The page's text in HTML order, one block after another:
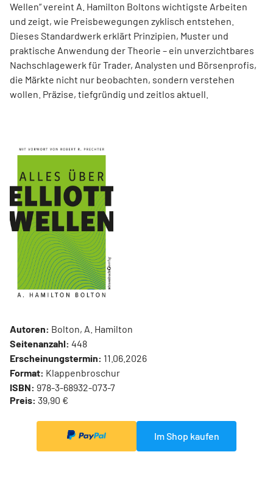
Wellen“ vereint A. Hamilton Boltons wichtigste Arbeiten
und zeigt, wie Preisbewegungen zyklisch entstehen.
Dieses Standardwerk erklärt Prinzipien, Muster und
praktische Anwendung der Theorie – ein unverzichtbares
Nachschlagewerk für Trader, Analysten und Börsenprofis,
die Märkte nicht nur beobachten, sondern verstehen
wollen. Präzise, tiefgründig und zeitlos aktuell.
Autoren: Bolton, A. Hamilton
Seitenanzahl: 448
Erscheinungstermin: 11.06.2026
Format: Klappenbroschur
ISBN: 978-3-68932-073-7
Preis: 39,90 €
Im Shop kaufen